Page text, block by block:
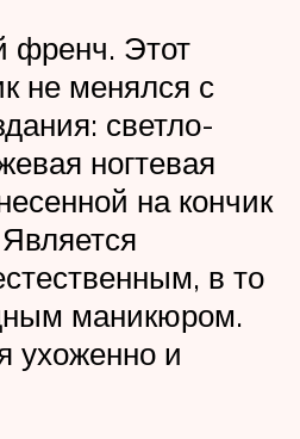
френч. Этот
не менялся с
светло-
ногтевая
на кончик
в то
маникюром.
ухоженно и